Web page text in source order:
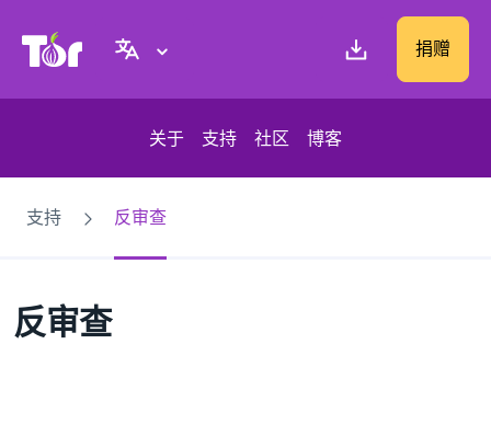
Tor Project 网站 捐赠
关于 支持 社区 博客
支持 反审查
反审查